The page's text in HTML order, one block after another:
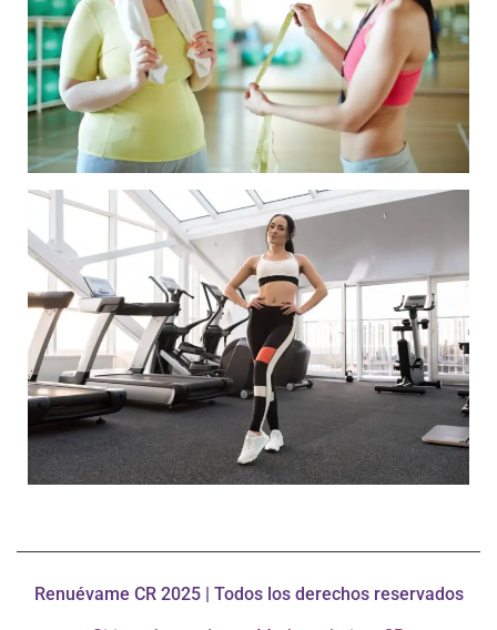
Renuévame CR 2025 | Todos los derechos reservados